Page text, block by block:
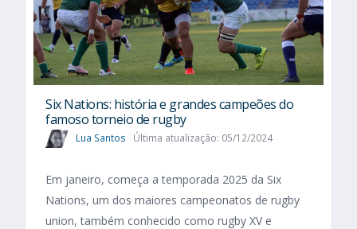
Six Nations​: história e grandes campeões do
famoso torneio de rugby
Lua Santos Última atualização: 05/12/2024
Em janeiro, começa a temporada 2025 da Six
Nations, um dos maiores campeonatos de rugby
union, também conhecido como rugby XV e